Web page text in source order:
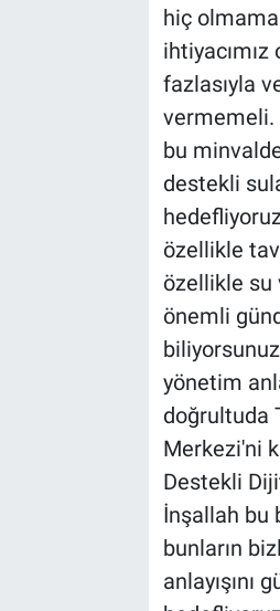
hiç
fazlasıyla
vermemeli.
bu
destekli
özellikle
özellikle su
önemli
yönetim
doğrultuda
Merkezi'ni
Destekli
İnşallah bu
bunların
anlayışını